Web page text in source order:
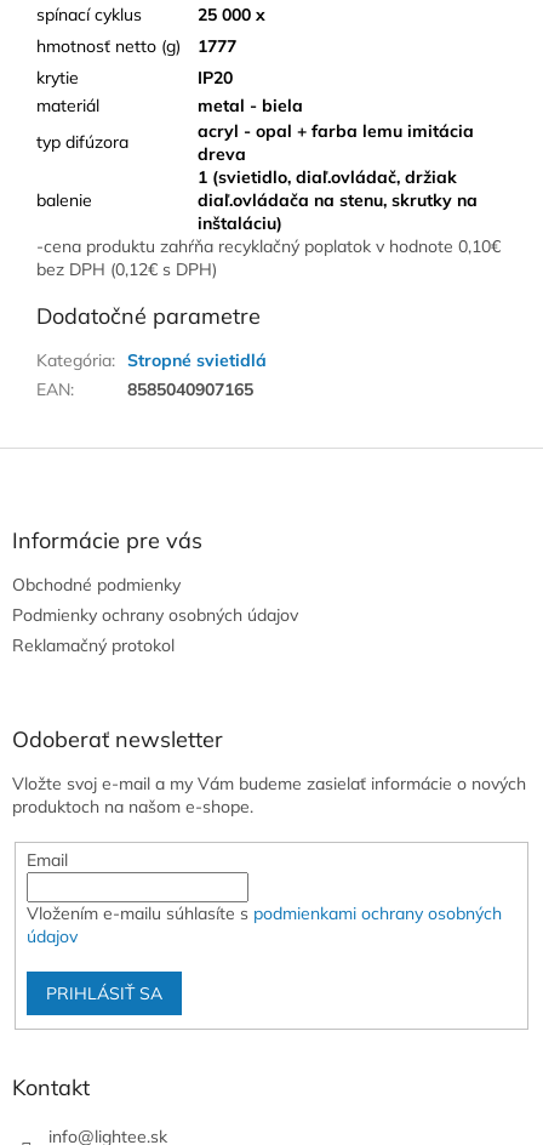
spínací cyklus
25 000 x
hmotnosť netto (g)
1777
krytie
IP20
materiál
metal - biela
typ difúzora
acryl - opal + farba lemu imitácia
dreva
balenie
1 (svietidlo, diaľ.ovládač, držiak
diaľ.ovládača na stenu, skrutky na
inštaláciu)
-cena produktu zahŕňa recyklačný poplatok v hodnote 0,10€
bez DPH (0,12€ s DPH)
Dodatočné parametre
Kategória: Stropné svietidlá
EAN: 8585040907165
Informácie pre vás
Obchodné podmienky
Podmienky ochrany osobných údajov
Reklamačný protokol
Odoberať newsletter
Vložte svoj e-mail a my Vám budeme zasielať informácie o nových
produktoch na našom e-shope.
Email
Vložením e-mailu súhlasíte s podmienkami ochrany osobných
údajov
PRIHLÁSIŤ SA
Kontakt
info@lightee.sk